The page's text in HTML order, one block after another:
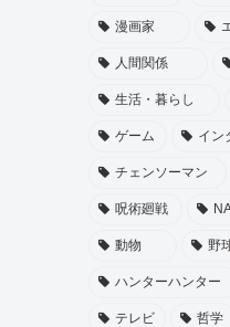
漫画家
人間関係
生活・暮らし
ゲーム イン
チェンソーマン
呪術廻戦
動物 野
ハンターハンター
テレビ 哲学